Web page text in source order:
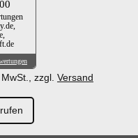
zzgl. Versand